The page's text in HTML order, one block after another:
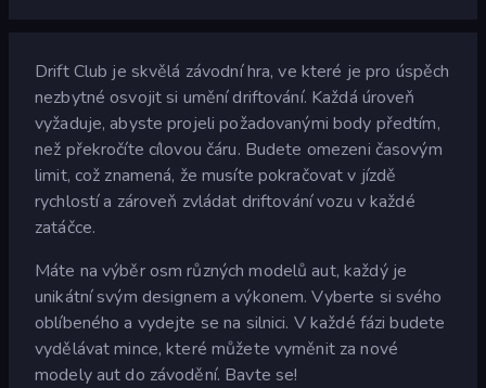
Drift Club je skvělá závodní hra, ve které je pro úspěch
nezbytné osvojit si umění driftování. Každá úroveň
vyžaduje, abyste projeli požadovanými body předtím,
než překročíte cílovou čáru. Budete omezeni časovým
limit, což znamená, že musíte pokračovat v jízdě
rychlostí a zároveň zvládat driftování vozu v každé
zatáčce.
Máte na výběr osm různých modelů aut, každý je
unikátní svým designem a výkonem. Vyberte si svého
oblíbeného a vydejte se na silnici. V každé fázi budete
vydělávat mince, které můžete vyměnit za nové
modely aut do závodění. Bavte se!